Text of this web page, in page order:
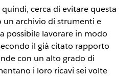
quindi, cerca di evitare questa
un archivio di strumenti e
possibile lavorare in modo
il già citato rapporto
con un alto grado di
i loro ricavi sei volte